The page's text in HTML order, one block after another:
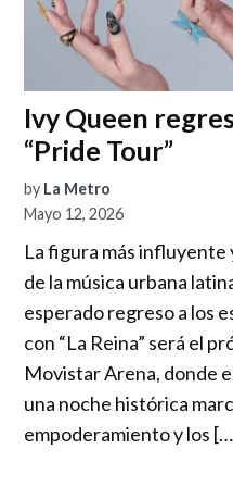
Ivy Queen
“Pride Tour”
by La Metro
Mayo 12, 2026
La figura más
de la música urbana
esperado regreso a los
con “La Reina” será el
Movistar Arena, donde
una noche histórica
empoderamiento y los